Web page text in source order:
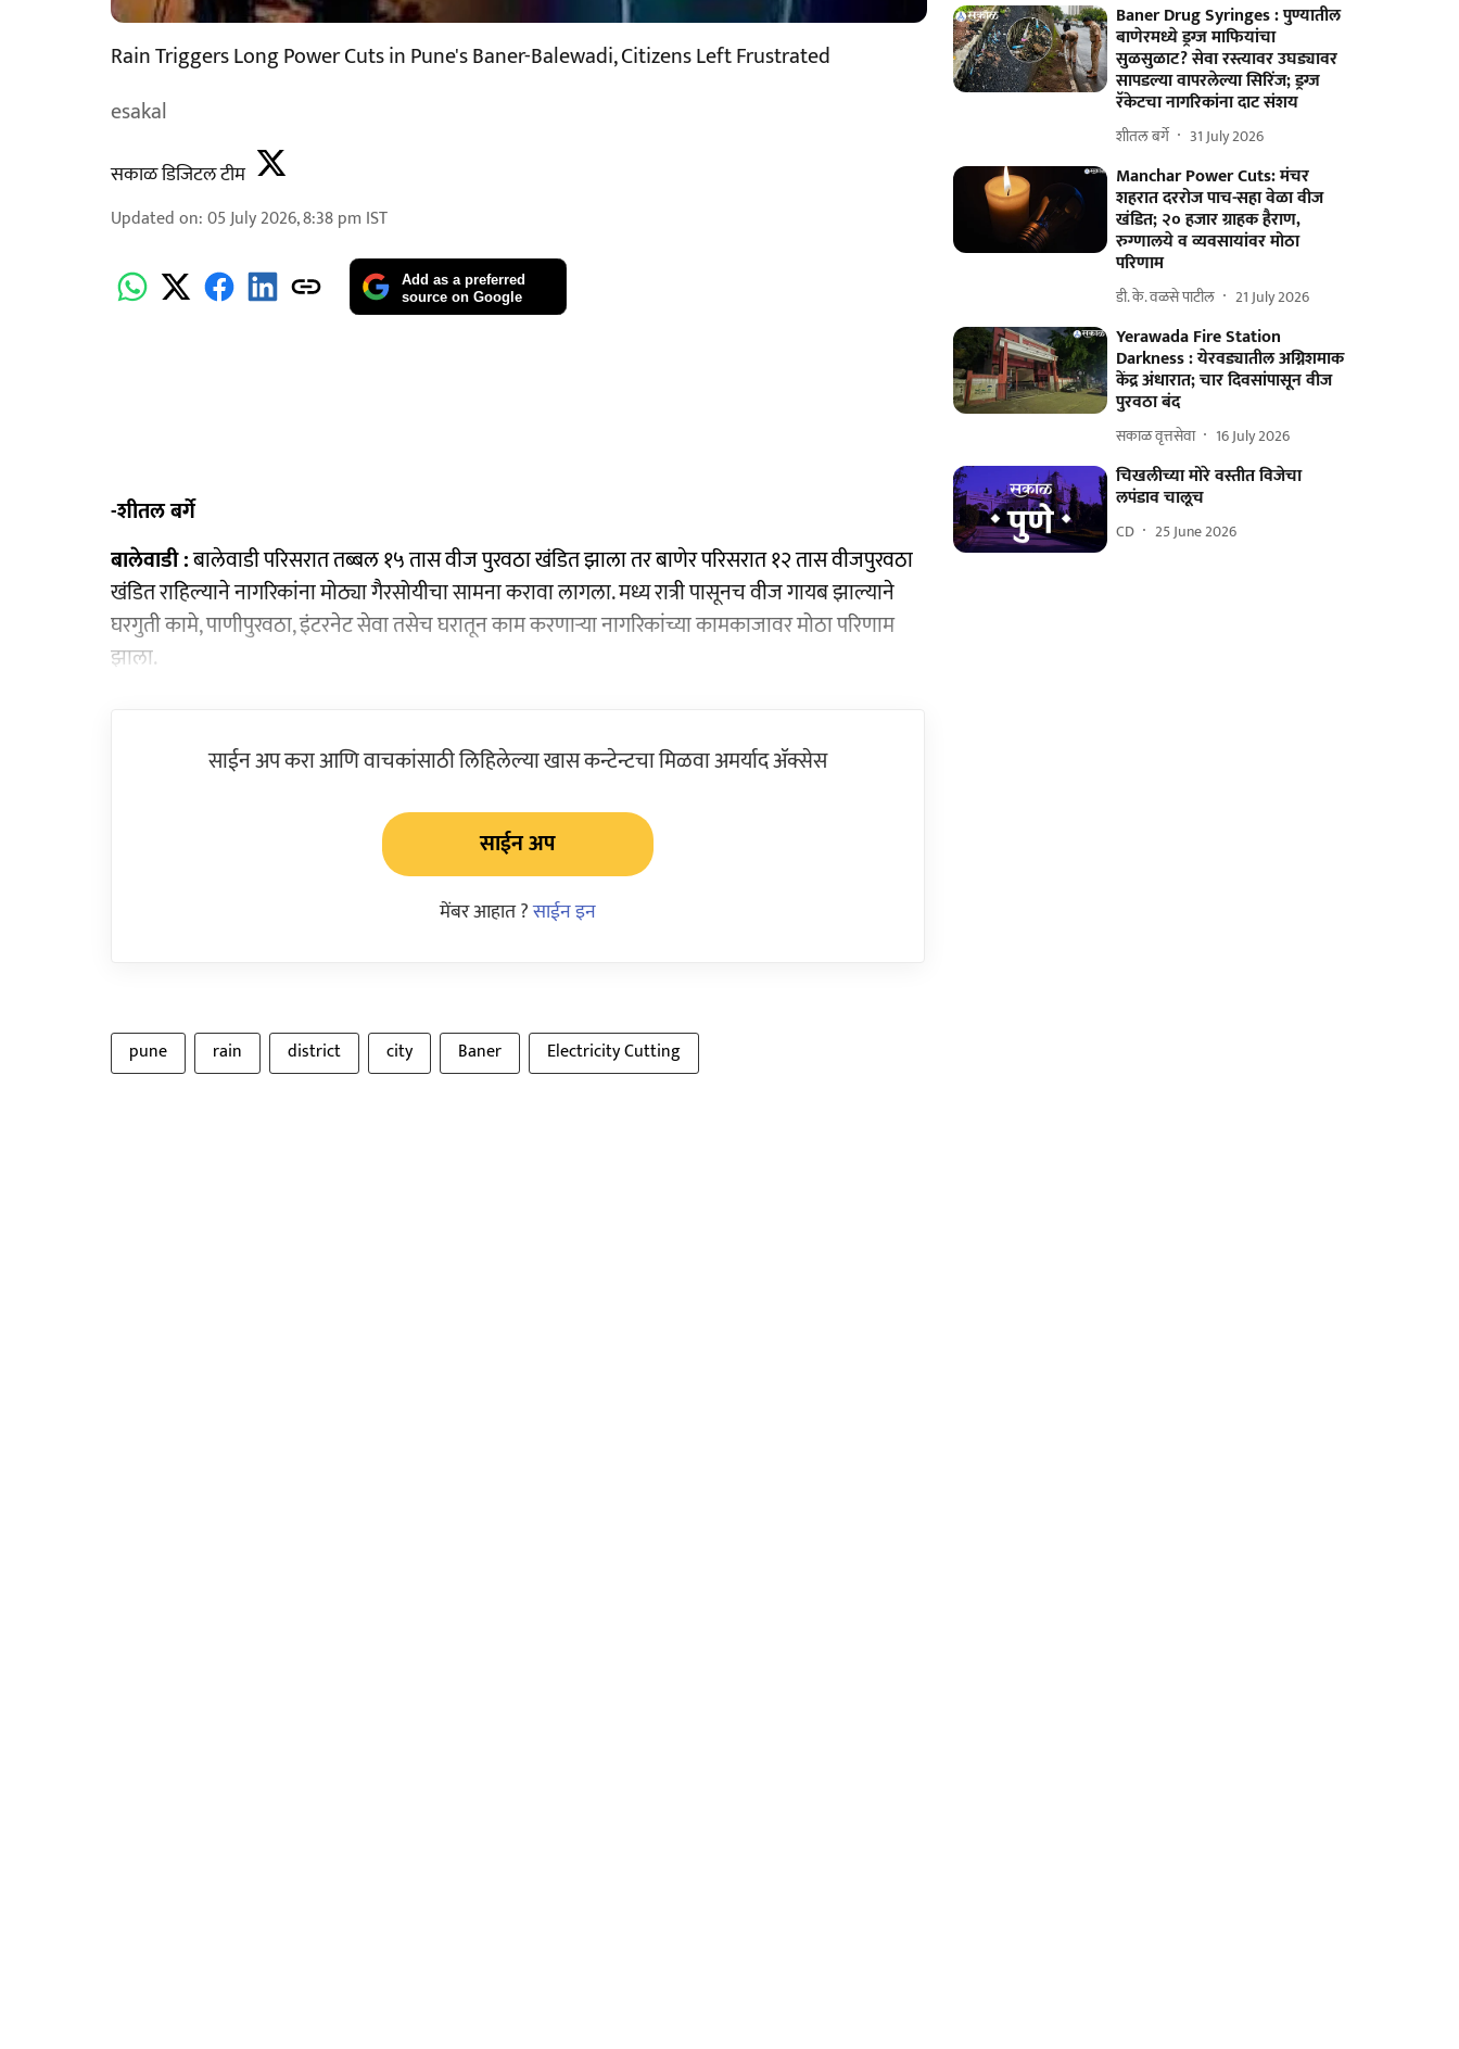
Rain Triggers Long Power Cuts in Pune's Baner-Balewadi, Citizens Left Frustrated
esakal
सकाळ डिजिटल टीम
Updated on:05 July 2026, 8:38 pm IST
Add as a preferred
source on Google
-शीतल बर्गे
बालेवाडी :बालेवाडी परिसरात तब्बल १५ तास वीज पुरवठा खंडित झाला तर बाणेर परिसरात १२ तास वीजपुरवठा
खंडित राहिल्याने नागरिकांना मोठ्या गैरसोयीचा सामना करावा लागला. मध्य रात्री पासूनच वीज गायब झाल्याने
घरगुती कामे, पाणीपुरवठा, इंटरनेट सेवा तसेच घरातून काम करणाऱ्या नागरिकांच्या कामकाजावर मोठा परिणाम
झाला.
साईन अप करा आणि वाचकांसाठी लिहिलेल्या खास कन्टेन्टचा मिळवा अमर्याद ॲक्सेस
साईन अप
मेंबर आहात ?साईन इन
pune rain district city Baner Electricity Cutting
Baner Drug Syringes : पुण्यातील
बाणेरमध्ये ड्रग्ज माफियांचा
सुळसुळाट? सेवा रस्त्यावर उघड्यावर
सापडल्या वापरलेल्या सिरिंज; ड्रग्ज
रॅकेटचा नागरिकांना दाट संशय
शीतल बर्गे 31 July 2026
Manchar Power Cuts: मंचर
शहरात दररोज पाच-सहा वेळा वीज
खंडित; २० हजार ग्राहक हैराण,
रुग्णालये व व्यवसायांवर मोठा
परिणाम
डी. के. वळसे पाटील 21 July 2026
Yerawada Fire Station
Darkness : येरवड्यातील अग्निशमाक
केंद्र अंधारात; चार दिवसांपासून वीज
पुरवठा बंद
सकाळ वृत्तसेवा 16 July 2026
चिखलीच्या मोरे वस्तीत विजेचा
लपंडाव चालूच
CD 25 June 2026